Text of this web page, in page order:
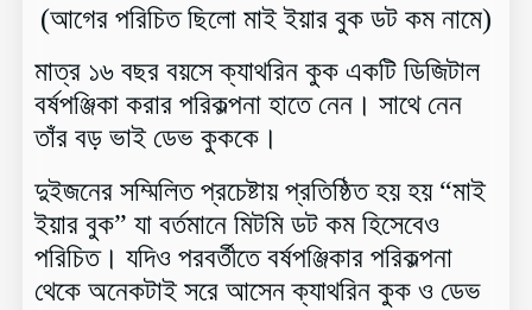
(আগের পরিচিত ছিলো মাই ইয়ার বুক ডট কম নামে)
মাত্র ১৬ বছর বয়সে ক্যাথরিন কুক একটি ডিজিটাল
বর্ষপঞ্জিকা করার পরিকল্পনা হাতে নেন। সাথে নেন
তাঁর বড় ভাই ডেভ কুককে।
দুইজনের সম্মিলিত প্রচেষ্টায় প্রতিষ্ঠিত হয় হয় “মাই
ইয়ার বুক” যা বর্তমানে মিটমি ডট কম হিসেবেও
পরিচিত। যদিও পরবর্তীতে বর্ষপঞ্জিকার পরিকল্পনা
থেকে অনেকটাই সরে আসেন ক্যাথরিন কুক ও ডেভ